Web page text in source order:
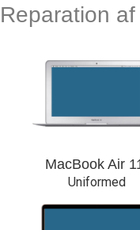
Reparation
MacBook Air
Uniformed